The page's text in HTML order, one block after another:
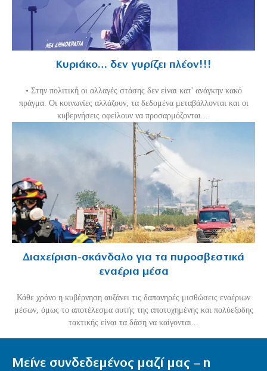
Κυριάκο… δεν γυρίζει πλέον!!!
• Στην πολιτική οι αλλαγές στάσης δεν είναι κατ' ανάγκην κακό
πράγμα. Οι κοινωνίες αλλάζουν, τα δεδομένα μεταβάλλονται και οι
κυβερνήσεις οφείλουν να προσαρμόζονται....
Διαχείριση-σκάνδαλο για τα πυροσβεστικά
εναέρια μέσα
Κάθε χρόνο η κυβέρνηση αυξάνει τις δαπανηρές μισθώσεις εναέριων
μέσων, όμως το αποτέλεσμα αυτής της αποτυχημένης και πολύεξοδης
τακτικής είναι τα δάση να καίγονται...
Μείνε συνδεδεμένος μαζί μας – η